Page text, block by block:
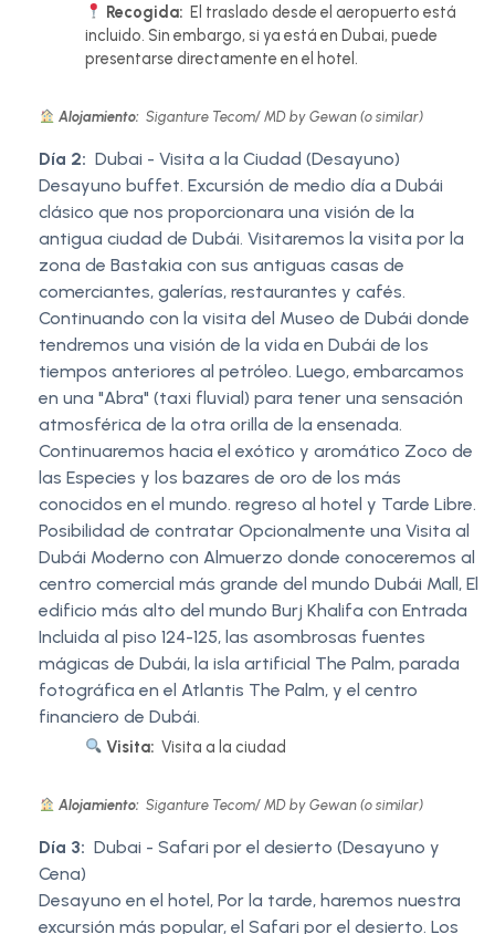
Recogida: El traslado desde el aeropuerto está
incluido. Sin embargo, si ya está en Dubai, puede
presentarse directamente en el hotel.
Alojamiento: Siganture Tecom/ MD by Gewan (o similar)
Día 2: Dubai - Visita a la Ciudad (Desayuno)
Desayuno buffet. Excursión de medio día a Dubái
clásico que nos proporcionara una visión de la
antigua ciudad de Dubái. Visitaremos la visita por la
zona de Bastakia con sus antiguas casas de
comerciantes, galerías, restaurantes y cafés.
Continuando con la visita del Museo de Dubái donde
tendremos una visión de la vida en Dubái de los
tiempos anteriores al petróleo. Luego, embarcamos
en una "Abra" (taxi fluvial) para tener una sensación
atmosférica de la otra orilla de la ensenada.
Continuaremos hacia el exótico y aromático Zoco de
las Especies y los bazares de oro de los más
conocidos en el mundo. regreso al hotel y Tarde Libre.
Posibilidad de contratar Opcionalmente una Visita al
Dubái Moderno con Almuerzo donde conoceremos al
centro comercial más grande del mundo Dubái Mall, El
edificio más alto del mundo Burj Khalifa con Entrada
Incluida al piso 124-125, las asombrosas fuentes
mágicas de Dubái, la isla artificial The Palm, parada
fotográfica en el Atlantis The Palm, y el centro
financiero de Dubái.
Visita: Visita a la ciudad
Alojamiento: Siganture Tecom/ MD by Gewan (o similar)
Día 3: Dubai - Safari por el desierto (Desayuno y
Cena)
Desayuno en el hotel, Por la tarde, haremos nuestra
excursión más popular, el Safari por el desierto. Los